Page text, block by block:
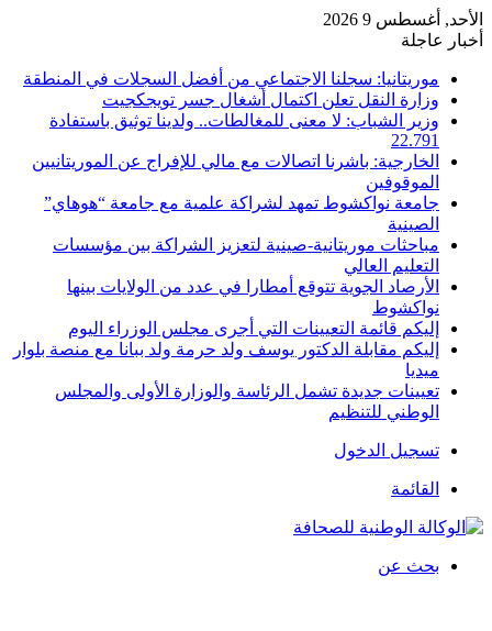
الأحد, أغسطس 9 2026
أخبار عاجلة
موريتانيا: سجلنا الاجتماعي من أفضل السجلات في المنطقة
وزارة النقل تعلن اكتمال أشغال جسر تويجكجيت
وزير الشباب: لا معنى للمغالطات.. ولدينا توثيق باستفادة
22.791
الخارجية: باشرنا اتصالات مع مالي للإفراج عن الموريتانيين
الموقوفين
جامعة نواكشوط تمهد لشراكة علمية مع جامعة “هوهاي”
الصينية
مباحثات موريتانية-صينية لتعزيز الشراكة بين مؤسسات
التعليم العالي
الأرصاد الجوية تتوقع أمطارا في عدد من الولايات بينها
نواكشوط
إليكم قائمة التعيينات التي أجرى مجلس الوزراء اليوم
إليكم مقابلة الدكتور يوسف ولد حرمة ولد ببانا مع منصة بلوار
ميديا
تعيينات جديدة تشمل الرئاسة والوزارة الأولى والمجلس
الوطني للتنظيم
تسجيل الدخول
القائمة
بحث عن